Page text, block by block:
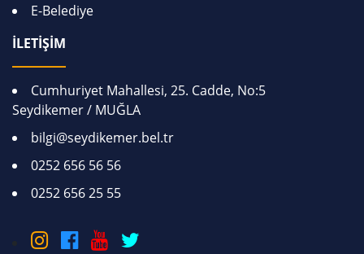
E-Belediye
İLETİŞİM
Cumhuriyet Mahallesi, 25. Cadde, No:5
Seydikemer / MUĞLA
bilgi@seydikemer.bel.tr
0252 656 56 56
0252 656 25 55